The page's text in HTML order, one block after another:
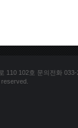
110 102호 문의전화